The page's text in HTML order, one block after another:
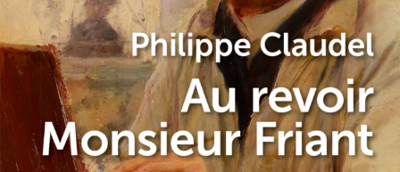
Au revoir Monsieur Friant
Philippe Claudel